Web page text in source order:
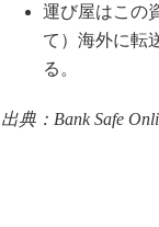
運び屋はこの
て）海外に転
る。
出典：Bank Safe